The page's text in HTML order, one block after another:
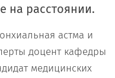
расстоянии.
астма и
доцент кафедры
медицинских